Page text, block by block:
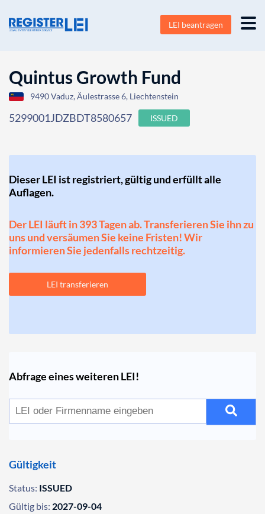
LEI beantragen
Quintus Growth Fund
9490 Vaduz, Äulestrasse 6, Liechtenstein
5299001JDZBDT8580657 ISSUED
Dieser LEI ist registriert, gültig und erfüllt alle
Auflagen.
Der LEI läuft in 393 Tagen ab. Transferieren Sie ihn zu
uns und versäumen Sie keine Fristen! Wir
informieren Sie jedenfalls rechtzeitig.
LEI transferieren
Abfrage eines weiteren LEI!
Gültigkeit
Status: ISSUED
Gültig bis: 2027-09-04